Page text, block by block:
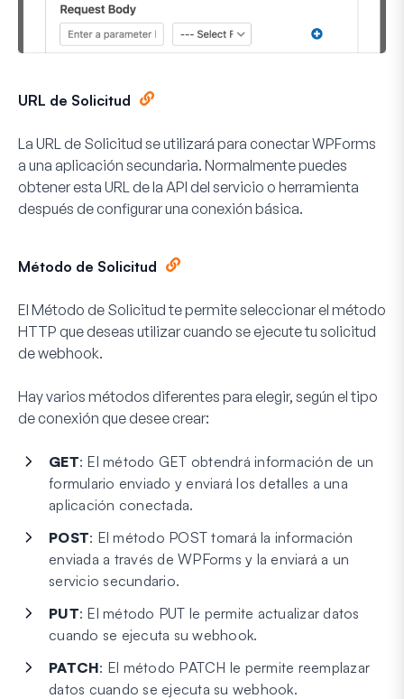
URL de Solicitud
La URL de Solicitud se utilizará para conectar WPForms
a una aplicación secundaria. Normalmente puedes
obtener esta URL de la API del servicio o herramienta
después de configurar una conexión básica.
Método de Solicitud
El Método de Solicitud te permite seleccionar el método
HTTP que deseas utilizar cuando se ejecute tu solicitud
de webhook.
Hay varios métodos diferentes para elegir, según el tipo
de conexión que desee crear:
GET: El método GET obtendrá información de un
formulario enviado y enviará los detalles a una
aplicación conectada.
POST: El método POST tomará la información
enviada a través de WPForms y la enviará a un
servicio secundario.
PUT: El método PUT le permite actualizar datos
cuando se ejecuta su webhook.
PATCH: El método PATCH le permite reemplazar
datos cuando se ejecuta su webhook.